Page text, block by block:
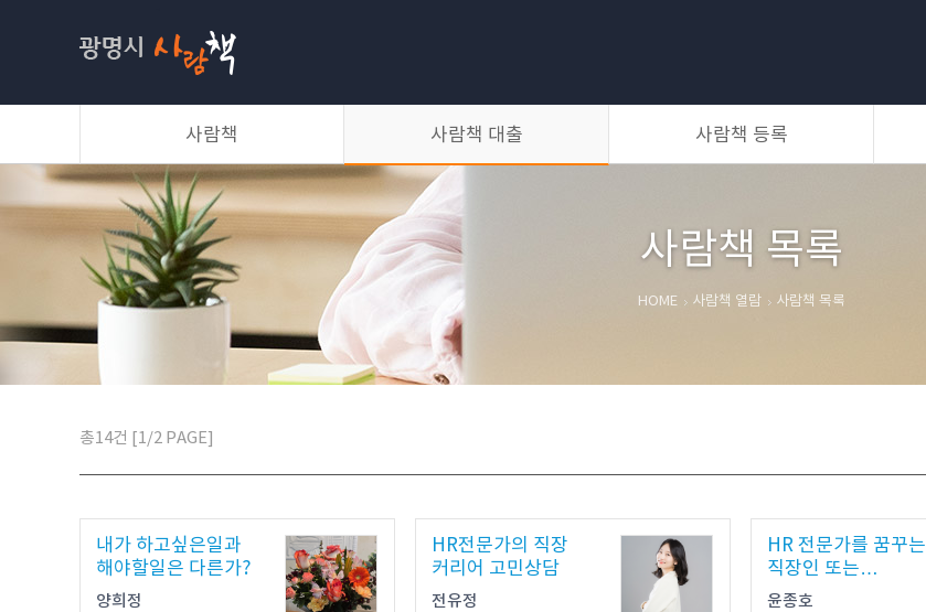
사람책
소개
사람책 대출
사람책 목록
이달의 사람책
대출방법
사람책 등록
사람책 목록
HOME 사람책 열람 사람책 목록
총14건 [1/2 PAGE]
내가 하고싶은일과
해야할일은 다른가?
양희정
HR전문가의 직장
커리어 고민상담
전유정
HR 전문가를 꿈꾸는
직장인 또는
취업준비생
윤종호